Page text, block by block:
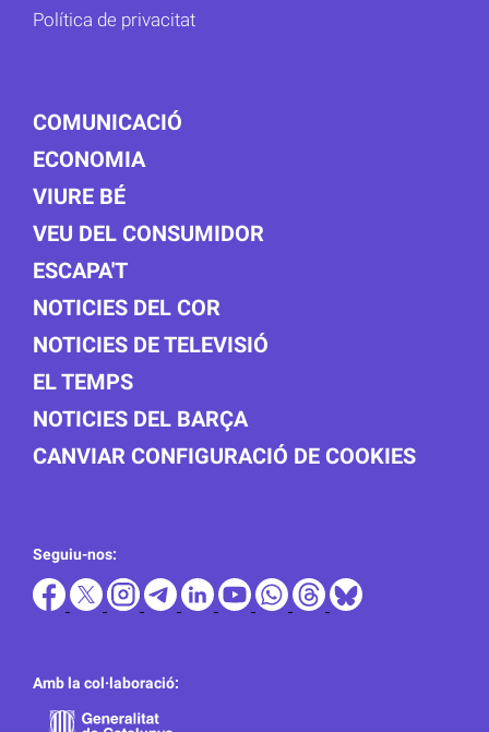
Política de privacitat
COMUNICACIÓ
ECONOMIA
VIURE BÉ
VEU DEL CONSUMIDOR
ESCAPA'T
NOTICIES DEL COR
NOTICIES DE TELEVISIÓ
EL TEMPS
NOTICIES DEL BARÇA
CANVIAR CONFIGURACIÓ DE COOKIES
Seguiu-nos:
Amb la col·laboració: